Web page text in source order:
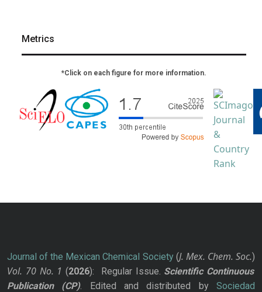
Metrics
*Click on each figure for more information.
Journal of the Mexican Chemical Society(J. Mex. Chem. Soc.)
Vol. 70 No. 1 (2026): Regular Issue. Scientific Continuous
Publication
(CP). Edited and distributed bySociedad